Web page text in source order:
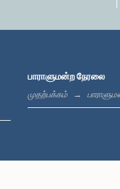
பாராளுமன்ற நேரலை
முதற்பக்கம்